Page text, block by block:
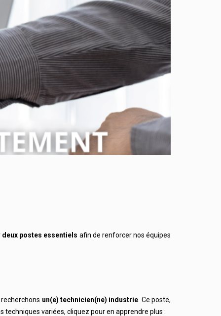
deux postes essentiels afin de renforcer nos équipes
un(e) technicien(ne) industrie . Ce poste,
variées, cliquez pour en apprendre plus :